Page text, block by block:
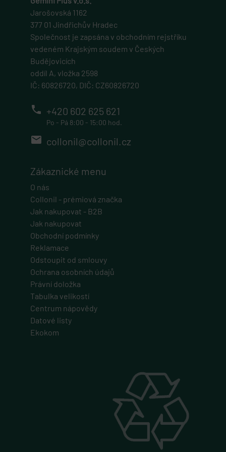
Jarošovská 1162
377 01 Jindřichův Hradec
Společnost je zapsána v obchodním rejstříku
vedeném Krajským soudem v Českých
Budějovicích
oddíl A, vložka 2598
IČ: 60826720, DIČ: CZ60826720
phone +420 602 625 621
Po - Pá 8:00 - 15:00 hod.
email collonil@collonil.cz
Zákaznické menu
O nás
Collonil - prémiová značka
Jak nakupovat - B2B
Jak nakupovat
Obchodní podmínky
Reklamace
Odstoupit od smlouvy
Ochrana osobních údajů
Právní doložka
Tabulka velikostí
Centrum nápovědy
Datové listy
Ekokom